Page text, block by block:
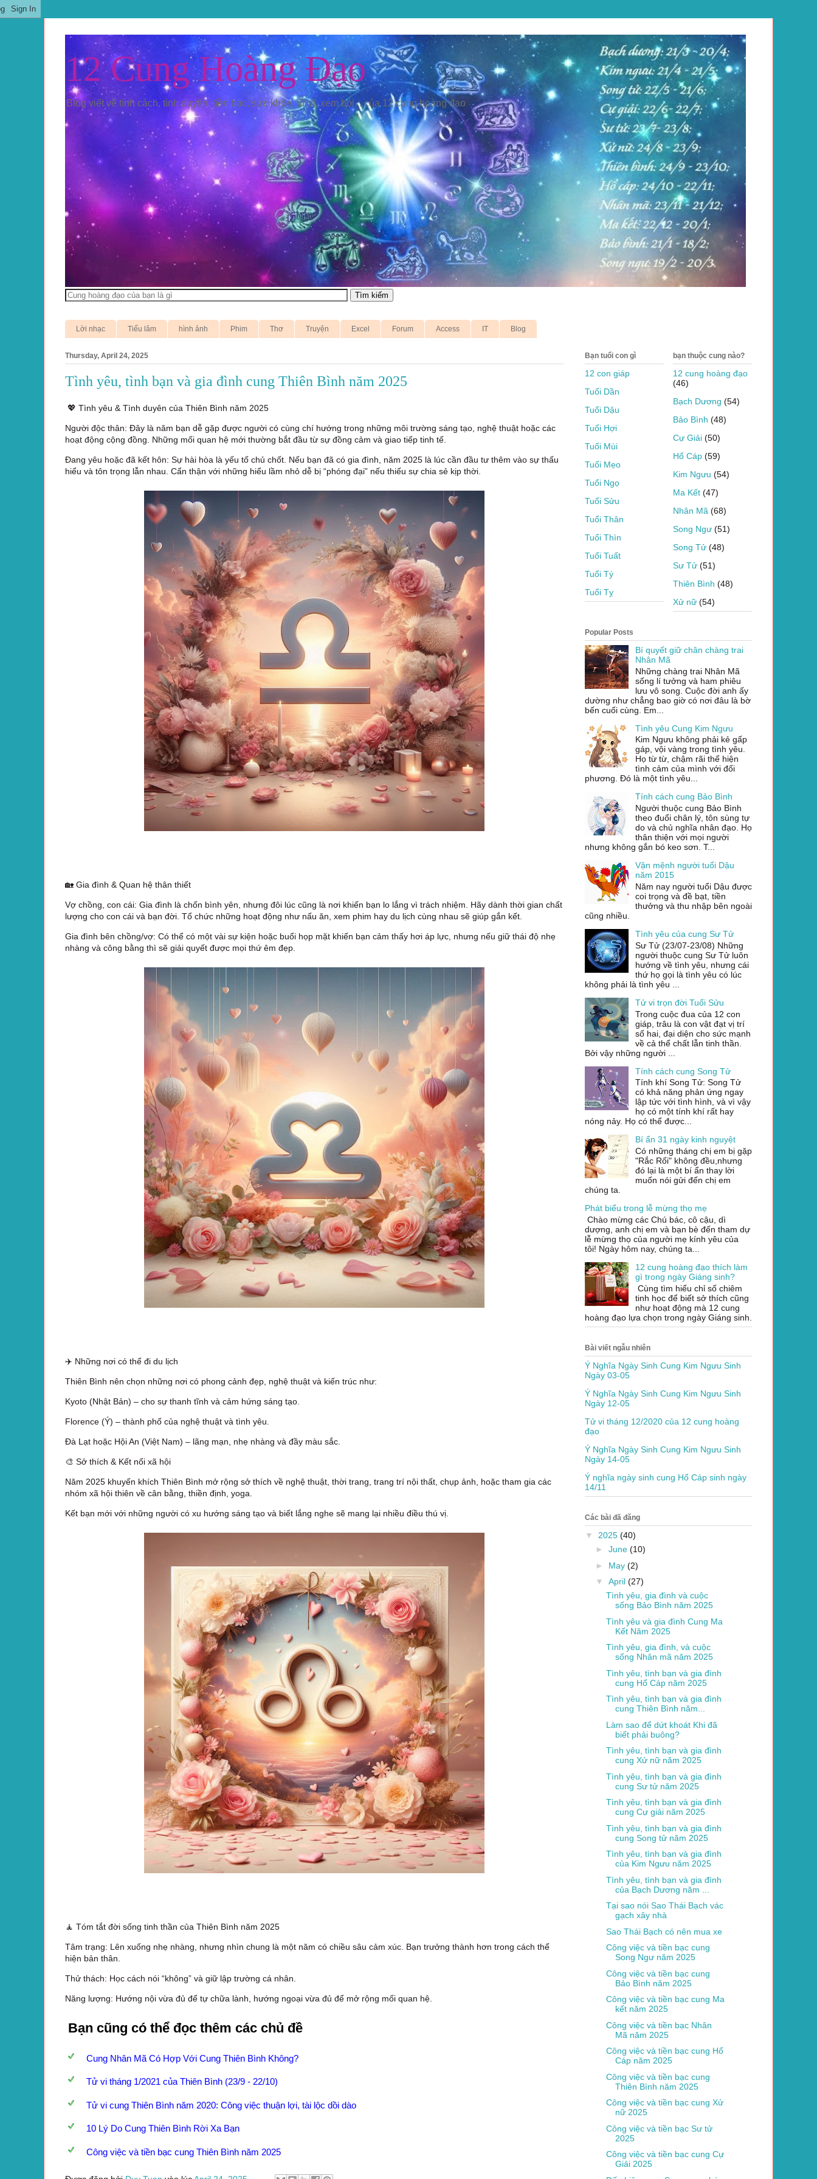
12 Cung Hoàng Đạo
Blog viết về tính cách, tình duyên, tiền bạc, sức khỏe, tử vi, xem bói... của 12 cung hoàng đạo
Lời nhạc Tiếu lâm hình ảnh Phim Thơ Truyện Excel Forum Access IT Blog
Thursday, April 24, 2025
Tình yêu, tình bạn và gia đình cung Thiên Bình năm 2025
💖 Tình yêu & Tình duyên của Thiên Bình năm 2025
Người độc thân: Đây là năm bạn dễ gặp được người có cùng chí hướng trong những môi trường sáng tạo, nghệ thuật hoặc các
hoạt động cộng đồng. Những mối quan hệ mới thường bắt đầu từ sự đồng cảm và giao tiếp tinh tế.
Đang yêu hoặc đã kết hôn: Sự hài hòa là yếu tố chủ chốt. Nếu bạn đã có gia đình, năm 2025 là lúc cần đầu tư thêm vào sự thấu
hiểu và tôn trọng lẫn nhau. Cẩn thận với những hiểu lầm nhỏ dễ bị “phóng đại” nếu thiếu sự chia sẻ kịp thời.
🏡 Gia đình & Quan hệ thân thiết
Vợ chồng, con cái: Gia đình là chốn bình yên, nhưng đôi lúc cũng là nơi khiến bạn lo lắng vì trách nhiệm. Hãy dành thời gian chất
lượng cho con cái và bạn đời. Tổ chức những hoạt động như nấu ăn, xem phim hay du lịch cùng nhau sẽ giúp gắn kết.
Gia đình bên chồng/vợ: Có thể có một vài sự kiện hoặc buổi họp mặt khiến bạn cảm thấy hơi áp lực, nhưng nếu giữ thái độ nhẹ
nhàng và công bằng thì sẽ giải quyết được mọi thứ êm đẹp.
✈️ Những nơi có thể đi du lịch
Thiên Bình nên chọn những nơi có phong cảnh đẹp, nghệ thuật và kiến trúc như:
Kyoto (Nhật Bản) – cho sự thanh tĩnh và cảm hứng sáng tạo.
Florence (Ý) – thành phố của nghệ thuật và tình yêu.
Đà Lạt hoặc Hội An (Việt Nam) – lãng mạn, nhẹ nhàng và đầy màu sắc.
🎨 Sở thích & Kết nối xã hội
Năm 2025 khuyến khích Thiên Bình mở rộng sở thích về nghệ thuật, thời trang, trang trí nội thất, chụp ảnh, hoặc tham gia các
nhóm xã hội thiên về cân bằng, thiền định, yoga.
Kết bạn mới với những người có xu hướng sáng tạo và biết lắng nghe sẽ mang lại nhiều điều thú vị.
🧘 Tóm tắt đời sống tinh thần của Thiên Bình năm 2025
Tâm trạng: Lên xuống nhẹ nhàng, nhưng nhìn chung là một năm có chiều sâu cảm xúc. Bạn trưởng thành hơn trong cách thể
hiện bản thân.
Thử thách: Học cách nói “không” và giữ lập trường cá nhân.
Năng lượng: Hướng nội vừa đủ để tự chữa lành, hướng ngoại vừa đủ để mở rộng mối quan hệ.
Bạn cũng có thể đọc thêm các chủ đề
Cung Nhân Mã Có Hợp Với Cung Thiên Bình Không?
Tử vi tháng 1/2021 của Thiên Bình (23/9 - 22/10)
Tử vi cung Thiên Bình năm 2020: Công việc thuận lợi, tài lộc dồi dào
10 Lý Do Cung Thiên Bình Rời Xa Bạn
Công việc và tiền bạc cung Thiên Bình năm 2025
Bạn tuổi con gì
12 con giáp
Tuổi Dần
Tuổi Dậu
Tuổi Hợi
Tuổi Mùi
Tuổi Mẹo
Tuổi Ngọ
Tuổi Sửu
Tuổi Thân
Tuổi Thìn
Tuổi Tuất
Tuổi Tý
Tuổi Tỵ
bạn thuộc cung nào?
12 cung hoàng đạo
(46)
Bạch Dương (54)
Bảo Bình (48)
Cự Giải (50)
Hổ Cáp (59)
Kim Ngưu (54)
Ma Kết (47)
Nhân Mã (68)
Song Ngư (51)
Song Tử (48)
Sư Tử (51)
Thiên Bình (48)
Xử nữ (54)
Popular Posts
Bí quyết giữ chân chàng trai
Nhân Mã
Những chàng trai Nhân Mã
sống lí tưởng và ham phiêu
lưu vô song. Cuộc đời anh ấy
dường như chẳng bao giờ có nơi đâu là bờ
bến cuối cùng. Em...
Tình yêu Cung Kim Ngưu
Kim Ngưu không phải kẻ gấp
gáp, vội vàng trong tình yêu.
Họ từ từ, chậm rãi thể hiện
tình cảm của mình với đối
phương. Đó là một tình yêu...
Tính cách cung Bảo Bình
Người thuộc cung Bảo Bình
theo đuổi chân lý, tôn sùng tự
do và chủ nghĩa nhân đạo. Họ
thân thiện với mọi người
nhưng không gắn bó keo sơn. T...
Vận mệnh người tuổi Dậu
năm 2015
Năm nay người tuổi Dậu được
coi trọng và đề bạt, tiền
thưởng và thu nhập bên ngoài
cũng nhiều.
Tình yêu của cung Sư Tử
Sư Tử (23/07-23/08) Những
người thuộc cung Sư Tử luôn
hướng về tình yêu, nhưng cái
thứ họ gọi là tình yêu có lúc
không phải là tình yêu ...
Tử vi trọn đời Tuổi Sửu
Trong cuộc đua của 12 con
giáp, trâu là con vật đạt vị trí
số hai, đại diện cho sức mạnh
về cả thể chất lẫn tinh thần.
Bởi vậy những người ...
Tính cách cung Song Tử
Tính khí Song Tử: Song Tử
có khả năng phản ứng ngay
lập tức với tình hình, và vì vậy
họ có một tính khí rất hay
nóng nảy. Họ có thể được...
Bí ẩn 31 ngày kinh nguyệt
Có những tháng chị em bị gặp
"Rắc Rối" không đều,nhưng
đó lại là một bí ẩn thay lời
muốn nói gửi đến chị em
chúng ta.
Phát biểu trong lễ mừng thọ mẹ
Chào mừng các Chú bác, cô cậu, dì
dượng, anh chị em và bạn bè đến tham dự
lễ mừng thọ của người mẹ kính yêu của
tôi! Ngày hôm nay, chúng ta...
12 cung hoàng đạo thích làm
gì trong ngày Giáng sinh?
Cùng tìm hiểu chỉ số chiêm
tinh học để biết sở thích cũng
như hoạt động mà 12 cung
hoàng đạo lựa chọn trong ngày Giáng sinh.
Bài viết ngẫu nhiên
Ý Nghĩa Ngày Sinh Cung Kim Ngưu Sinh
Ngày 03-05
Ý Nghĩa Ngày Sinh Cung Kim Ngưu Sinh
Ngày 12-05
Tử vi tháng 12/2020 của 12 cung hoàng
đạo
Ý Nghĩa Ngày Sinh Cung Kim Ngưu Sinh
Ngày 14-05
Ý nghĩa ngày sinh cung Hổ Cáp sinh ngày
14/11
Các bài đã đăng
▼ 2025 (40)
► June (10)
► May (2)
▼ April (27)
Tình yêu, gia đình và cuộc
sống Bảo Bình năm 2025
Tình yêu và gia đình Cung Ma
Kết Năm 2025
Tình yêu, gia đình, và cuộc
sống Nhân mã năm 2025
Tình yêu, tình bạn và gia đình
cung Hổ Cáp năm 2025
Tình yêu, tình bạn và gia đình
cung Thiên Bình năm...
Làm sao để dứt khoát Khi đã
biết phải buông?
Tình yêu, tình bạn và gia đình
cung Xử nữ năm 2025
Tình yêu, tình bạn và gia đình
cung Sư tử năm 2025
Tình yêu, tình bạn và gia đình
cung Cự giải năm 2025
Tình yêu, tình bạn và gia đình
cung Song tử năm 2025
Tình yêu, tình bạn và gia đình
của Kim Ngưu năm 2025
Tình yêu, tình bạn và gia đình
của Bạch Dương năm ...
Tại sao nói Sao Thái Bạch vác
gạch xây nhà
Sao Thái Bạch có nên mua xe
Công việc và tiền bạc cung
Song Ngư năm 2025
Công việc và tiền bạc cung
Bảo Bình năm 2025
Công việc và tiền bạc cung Ma
kết năm 2025
Công việc và tiền bạc Nhân
Mã năm 2025
Công việc và tiền bạc cung Hổ
Cáp năm 2025
Công việc và tiền bạc cung
Thiên Bình năm 2025
Công việc và tiền bạc cung Xử
nữ 2025
Công việc và tiền bạc Sư tử
2025
Công việc và tiền bạc cung Cự
Giải 2025